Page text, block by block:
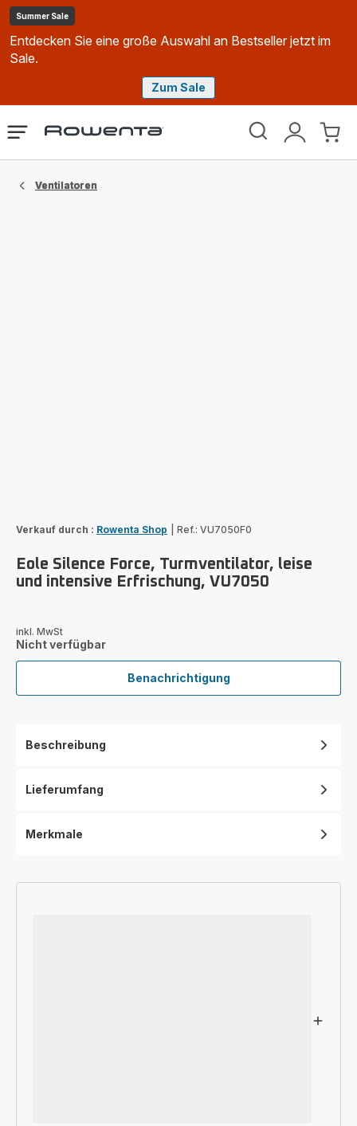
Summer Sale
Entdecken Sie eine große Auswahl an Bestseller jetzt im
Sale.
Zum Sale
Rowenta
Mein
Mein
Das
Ventilatoren
Verkauf durch : Rowenta Shop Ref.: VU7050F0
Eole Silence Force, Turmventilator, leise
und intensive Erfrischung, VU7050
inkl. MwSt
Nicht verfügbar
Benachrichtigung
Eole
Silence
Beschreibung
Lieferumfang
Merkmale